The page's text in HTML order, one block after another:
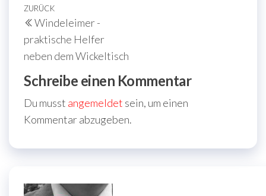
Beitragsnavigation
Vorheriger
Beitrag
ZURÜCK
Windeleimer -
praktische Helfer
neben dem Wickeltisch
Schreibe einen Kommentar
Du musst angemeldet sein, um einen
Kommentar abzugeben.